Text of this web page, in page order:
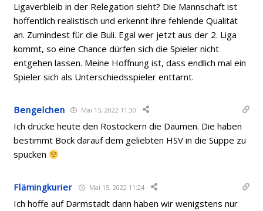
Ligaverbleib in der Relegation sieht? Die Mannschaft ist
hoffentlich realistisch und erkennt ihre fehlende Qualität
an. Zumindest für die Buli. Egal wer jetzt aus der 2. Liga
kommt, so eine Chance dürfen sich die Spieler nicht
entgehen lassen. Meine Hoffnung ist, dass endlich mal ein
Spieler sich als Unterschiedsspieler enttarnt.
Bengelchen Mai 15, 2022 11:30
Ich drücke heute den Rostockern die Daumen. Die haben
bestimmt Bock darauf dem geliebten HSV in die Suppe zu
spucken
Flämingkurier Mai 15, 2022 11:24
Ich hoffe auf Darmstadt dann haben wir wenigstens nur